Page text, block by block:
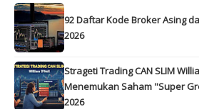
92 Daftar Kode Broker Asing
2026
Strageti Trading CAN SLIM
Menemukan Saham "Super
2026